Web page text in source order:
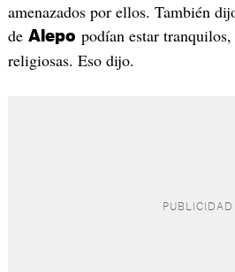
amenazados por ellos. También
de Alepo podían estar
religiosas. Eso dijo.